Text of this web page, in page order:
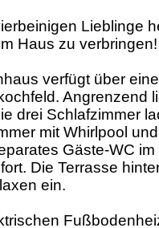
Lieblinge
Haus zu verbringen!
verfügt über
Angrenzend
drei Schlafzimmer
mit Whirlpool
Gäste-WC
Die Terrasse
ein.